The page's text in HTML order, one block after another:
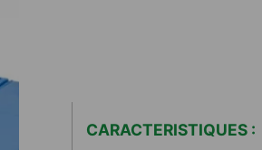
CARACTERISTIQUES :